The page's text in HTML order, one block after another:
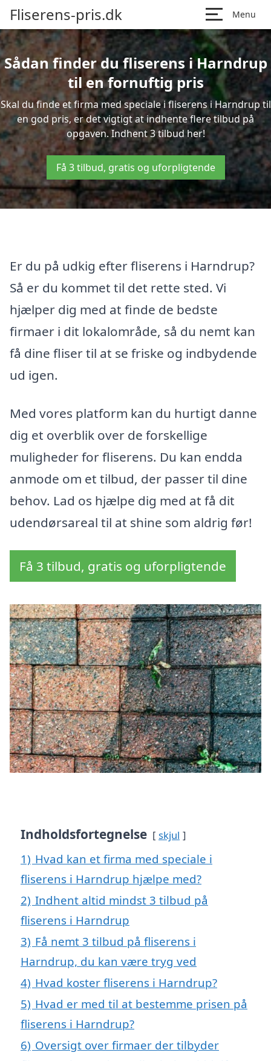
Fliserens-pris.dk Menu
Sådan finder du fliserens i Harndrup
til en fornuftig pris
Skal du finde et firma med speciale i fliserens i Harndrup til
en god pris, er det vigtigt at indhente flere tilbud på
opgaven. Indhent 3 tilbud her!
Få 3 tilbud, gratis og uforpligtende
Er du på udkig efter fliserens i Harndrup?
Så er du kommet til det rette sted. Vi
hjælper dig med at finde de bedste
firmaer i dit lokalområde, så du nemt kan
få dine fliser til at se friske og indbydende
ud igen.
Med vores platform kan du hurtigt danne
dig et overblik over de forskellige
muligheder for fliserens. Du kan endda
anmode om et tilbud, der passer til dine
behov. Lad os hjælpe dig med at få dit
udendørsareal til at shine som aldrig før!
Få 3 tilbud, gratis og uforpligtende
Indholdsfortegnelse skjul
1) Hvad kan et firma med speciale i
fliserens i Harndrup hjælpe med?
2) Indhent altid mindst 3 tilbud på
fliserens i Harndrup
3) Få nemt 3 tilbud på fliserens i
Harndrup, du kan være tryg ved
4) Hvad koster fliserens i Harndrup?
5) Hvad er med til at bestemme prisen på
fliserens i Harndrup?
6) Oversigt over firmaer der tilbyder